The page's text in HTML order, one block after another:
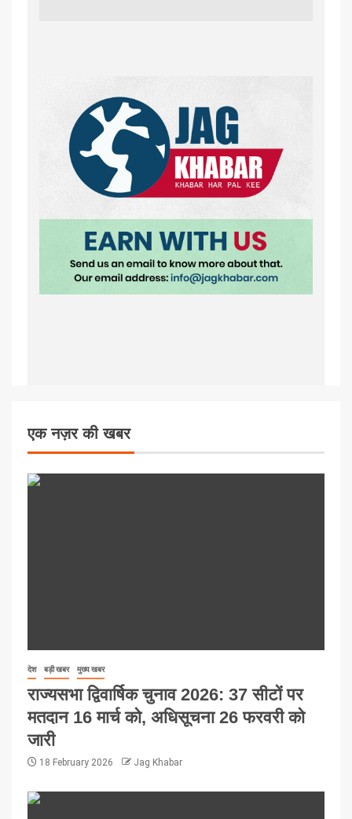
एक नज़र की खबर
देश बड़ी खबर मुख्य खबर
राज्यसभा द्विवार्षिक चुनाव 2026: 37 सीटों पर
मतदान 16 मार्च को, अधिसूचना 26 फरवरी को
जारी
18 February 2026 Jag Khabar